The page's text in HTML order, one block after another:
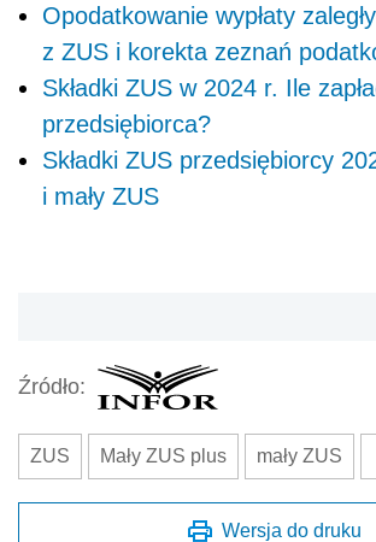
Opodatkowanie wypłaty
z ZUS i korekta zeznań
Składki ZUS w 2024 r. Ile
przedsiębiorca?
Składki ZUS przedsiębiorcy
i mały ZUS
Źródło:
ZUS Mały ZUS plus mały ZUS
Wersja do druku